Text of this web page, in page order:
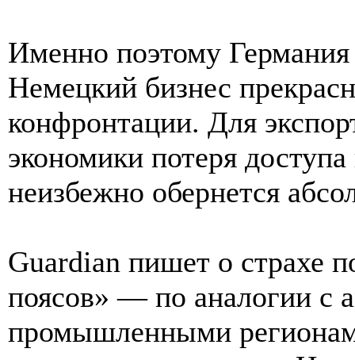
Именно поэтому
Немецкий бизнес
конфронтации. Для
экономики потеря
неизбежно обернется
Guardian пишет о страхе
поясов» — по аналогии с
промышленными